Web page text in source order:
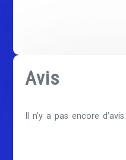
Avis
Il n’y a pas encore d’avis.